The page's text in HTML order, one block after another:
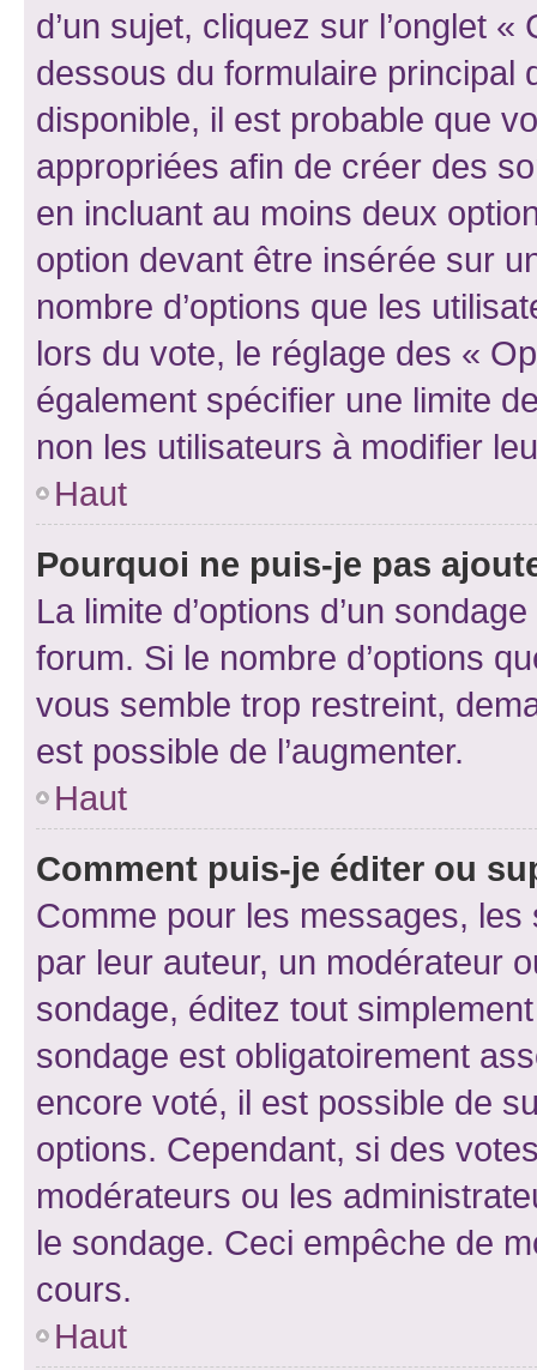
d’un sujet, cliquez sur l’onglet
dessous du formulaire principal
disponible, il est probable que
appropriées afin de créer des
en incluant au moins deux
option devant être insérée sur
nombre d’options que les
lors du vote, le réglage des «
également spécifier une limite
non les utilisateurs à modifier
Haut
Pourquoi ne puis-je pas
La limite d’options d’un
forum. Si le nombre d’options
vous semble trop restreint,
est possible de l’augmenter.
Haut
Comment puis-je éditer ou
Comme pour les messages,
par leur auteur, un modérateur
sondage, éditez tout
sondage est obligatoirement
encore voté, il est possible de
options. Cependant, si des
modérateurs ou les
le sondage. Ceci empêche de
cours.
Haut